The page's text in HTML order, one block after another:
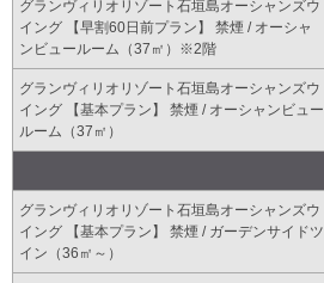
グランヴィリオリゾート石垣島オーシャンズウ
イング 【早割60日前プラン】 禁煙 / オーシャ
ンビュールーム（37㎡）※2階
グランヴィリオリゾート石垣島オーシャンズウ
イング 【基本プラン】 禁煙 / オーシャンビュー
ルーム（37㎡）
グランヴィリオリゾート石垣島オーシャンズウ
イング 【基本プラン】 禁煙 / ガーデンサイドツ
イン（36㎡～）